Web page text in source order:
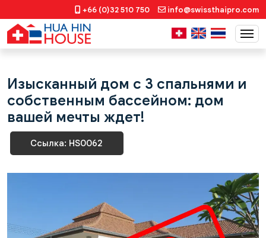
+66 (0)32 510 750 info@swissthaipro.com
Изысканный дом с 3 спальнями и
собственным бассейном: дом
вашей мечты ждет!
Ссылка: HS0062